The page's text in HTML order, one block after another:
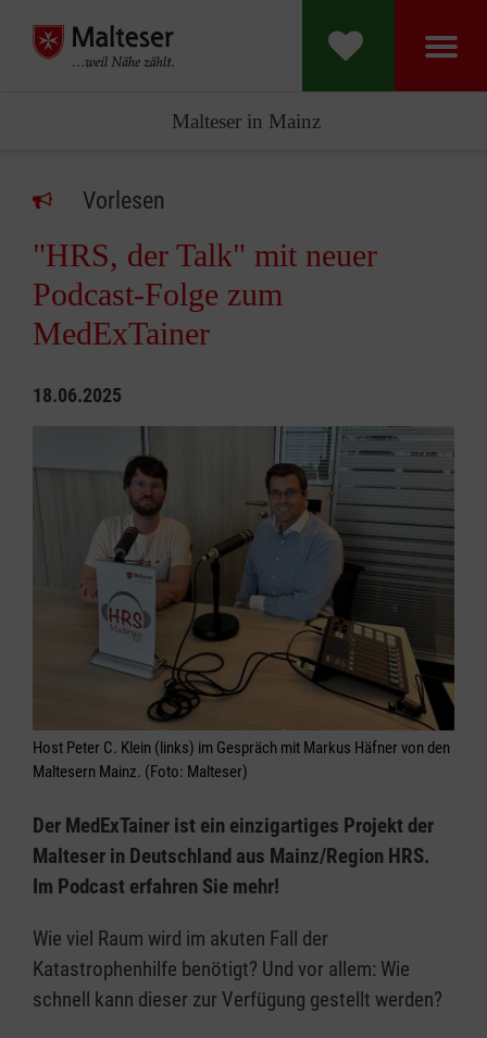
Malteser in Mainz
Vorlesen
"HRS, der Talk" mit neuer
Podcast-Folge zum
MedExTainer
18.06.2025
Host Peter C. Klein (links) im Gespräch mit Markus Häfner von den
Maltesern Mainz. (Foto: Malteser)
Der MedExTainer ist ein einzigartiges Projekt der
Malteser in Deutschland aus Mainz/Region HRS.
Im Podcast erfahren Sie mehr!
Wie viel Raum wird im akuten Fall der
Katastrophenhilfe benötigt? Und vor allem: Wie
schnell kann dieser zur Verfügung gestellt werden?